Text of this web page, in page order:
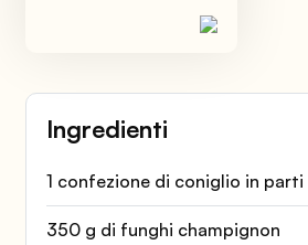
Ingredienti
1 confezione di coniglio in parti
350 g di funghi champignon